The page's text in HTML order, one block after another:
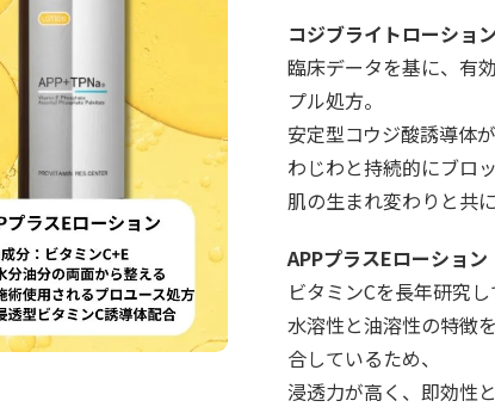
コジブライトローショ
臨床データを基に、有
プル処方。
安定型コウジ酸誘導体
わじわと持続的にブロッ
肌の生まれ変わりと共
APPプラスEローション
ビタミンCを長年研究
水溶性と油溶性の特徴
合しているため、
浸透力が高く、即効性